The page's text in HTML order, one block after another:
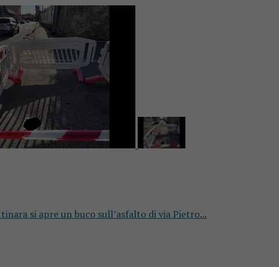
si apre un buco sull’asfalto di via Pietro...